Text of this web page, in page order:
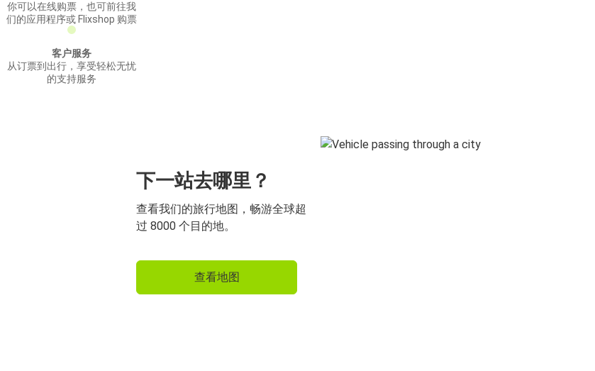
你可以在线购票，也可前往我
们的应用程序或 Flixshop 购票
客户服务
从订票到出行，享受轻松无忧
的支持服务
下一站去哪里？
查看我们的旅行地图，畅游全球超
过 8000 个目的地。
查看地图